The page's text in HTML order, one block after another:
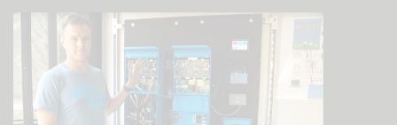
Bekijk de Community kennisbank